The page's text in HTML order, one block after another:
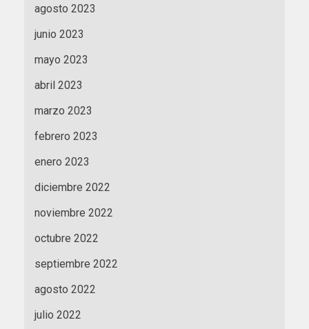
agosto 2023
junio 2023
mayo 2023
abril 2023
marzo 2023
febrero 2023
enero 2023
diciembre 2022
noviembre 2022
octubre 2022
septiembre 2022
agosto 2022
julio 2022